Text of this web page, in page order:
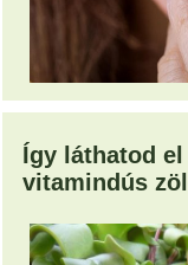
Így láthatod
vitamindús